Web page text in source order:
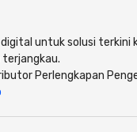
untuk solusi
Perlengkapan